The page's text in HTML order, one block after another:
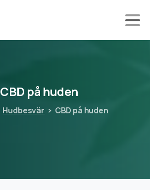
CBD på huden
Hudbesvär CBD på huden